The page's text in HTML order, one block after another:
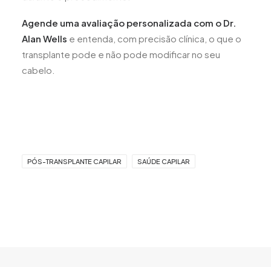
Agende uma avaliação personalizada com o Dr.
Alan Wells e entenda, com precisão clínica, o que o
transplante pode e não pode modificar no seu
cabelo.
PÓS-TRANSPLANTE CAPILAR SAÚDE CAPILAR